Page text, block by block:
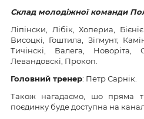
Склад молодіжної команди
Ліпінски, Лібік, Хопериа,
Висоцкі, Гоштила, Зігмунт,
Тичінскі, Валега, Новоріта,
Левандовскі, Прокоп.
Головний тренер: Петр Сарнік.
Також нагадаємо, шо пряма
поєдинку буде доступна на